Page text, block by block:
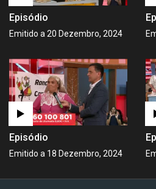
Episódio
Emitido a 20 Dezembro, 2024
Episódio
Emitido a 18 Dezembro, 2024